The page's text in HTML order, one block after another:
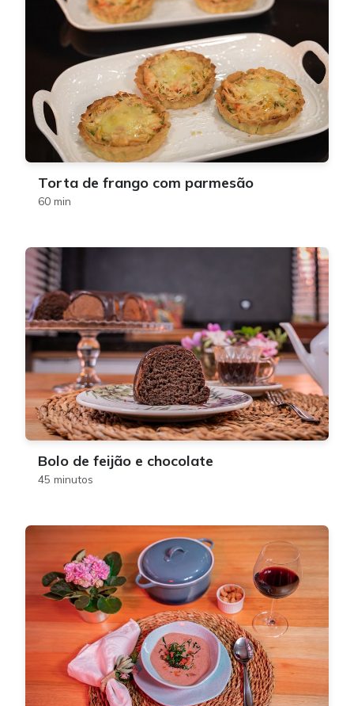
Torta de frango com parmesão
60 min
Bolo de feijão e chocolate
45 minutos